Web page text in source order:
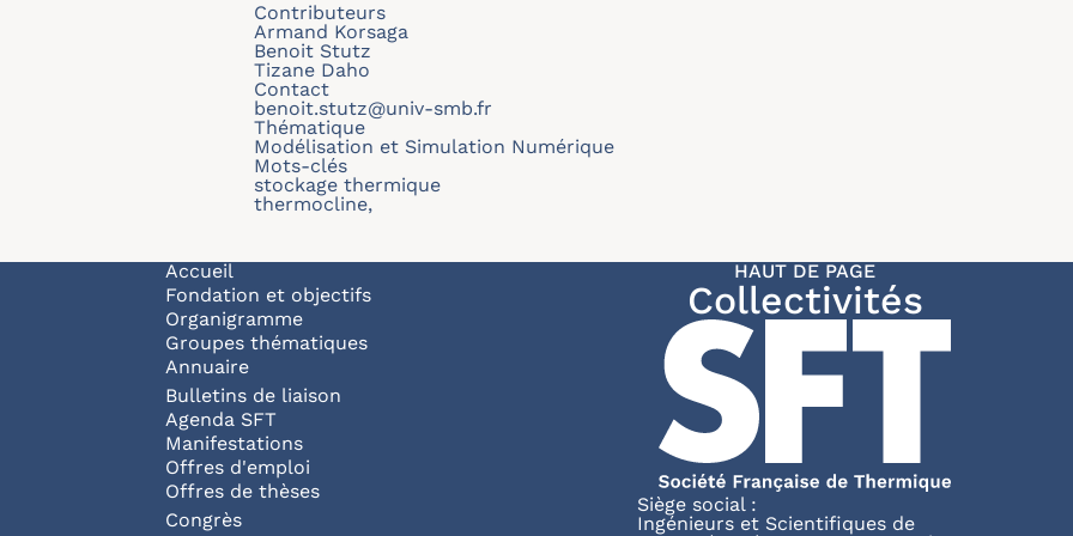
Contributeurs
Armand Korsaga
Benoit Stutz
Tizane Daho
Contact
benoit.stutz@univ-smb.fr
Thématique
Modélisation et Simulation Numérique
Mots-clés
stockage thermique
thermocline,
Navigation principale
Accueil
Fondation et objectifs
Organigramme
Groupes thématiques
Annuaire
Bulletins de liaison
Agenda SFT
Manifestations
Offres d'emploi
Offres de thèses
Congrès
HAUT DE PAGE
Collectivités
Siège social :
Ingénieurs et Scientifiques de